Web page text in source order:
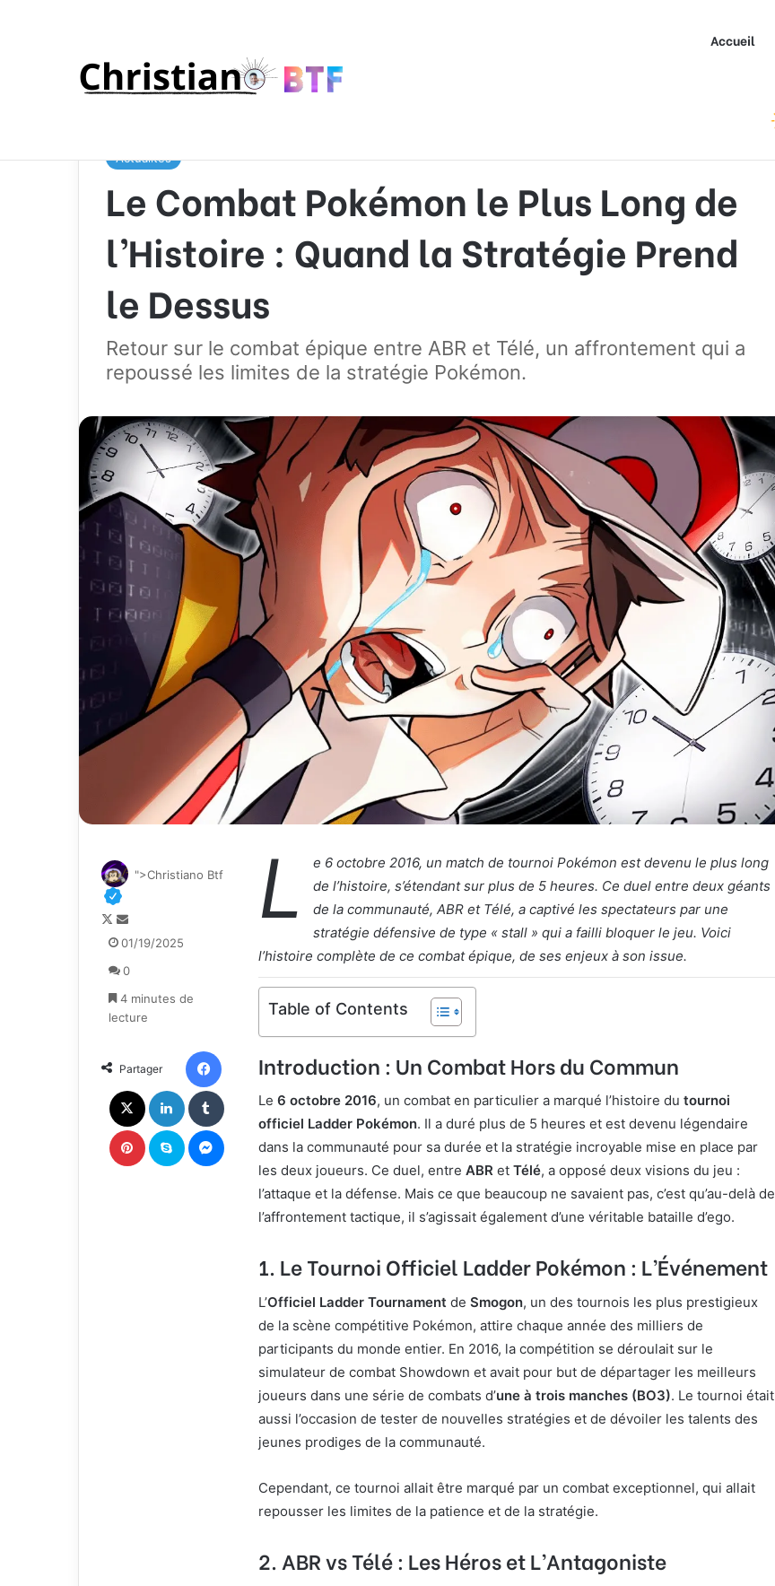
Accueil
Actualités
Le Combat Pokémon le Plus Long de
l’Histoire : Quand la Stratégie Prend
le Dessus
Retour sur le combat épique entre ABR et Télé, un affrontement qui a
repoussé les limites de la stratégie Pokémon.
L
e 6 octobre 2016, un match de tournoi Pokémon est devenu le plus long
de l’histoire, s’étendant sur plus de 5 heures. Ce duel entre deux géants
de la communauté, ABR et Télé, a captivé les spectateurs par une
stratégie défensive de type « stall » qui a failli bloquer le jeu. Voici
l’histoire complète de ce combat épique, de ses enjeux à son issue.
Table of Contents
Introduction : Un Combat Hors du Commun
Le 6 octobre 2016, un combat en particulier a marqué l’histoire du tournoi
officiel Ladder Pokémon. Il a duré plus de 5 heures et est devenu légendaire
dans la communauté pour sa durée et la stratégie incroyable mise en place par
les deux joueurs. Ce duel, entre ABR et Télé, a opposé deux visions du jeu :
l’attaque et la défense. Mais ce que beaucoup ne savaient pas, c’est qu’au-delà de
l’affrontement tactique, il s’agissait également d’une véritable bataille d’ego.
1. Le Tournoi Officiel Ladder Pokémon : L’Événement
L’Officiel Ladder Tournament de Smogon, un des tournois les plus prestigieux
de la scène compétitive Pokémon, attire chaque année des milliers de
participants du monde entier. En 2016, la compétition se déroulait sur le
simulateur de combat Showdown et avait pour but de départager les meilleurs
joueurs dans une série de combats d’une à trois manches (BO3). Le tournoi était
aussi l’occasion de tester de nouvelles stratégies et de dévoiler les talents des
jeunes prodiges de la communauté.
Cependant, ce tournoi allait être marqué par un combat exceptionnel, qui allait
repousser les limites de la patience et de la stratégie.
2. ABR vs Télé : Les Héros et L’Antagoniste
">Christiano Btf
F
o
l
o
w
X
n
o
y
e
n
c
o
u
r
r
01/19/2025
0
4 minutes de
lecture
Partager